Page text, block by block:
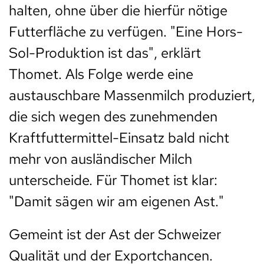
halten, ohne über die hierfür nötige
Futterfläche zu verfügen. "Eine Hors-
Sol-Produktion ist das", erklärt
Thomet. Als Folge werde eine
austauschbare Massenmilch produziert,
die sich wegen des zunehmenden
Kraftfuttermittel-Einsatz bald nicht
mehr von ausländischer Milch
unterscheide. Für Thomet ist klar:
"Damit sägen wir am eigenen Ast."
Gemeint ist der Ast der Schweizer
Qualität und der Exportchancen.